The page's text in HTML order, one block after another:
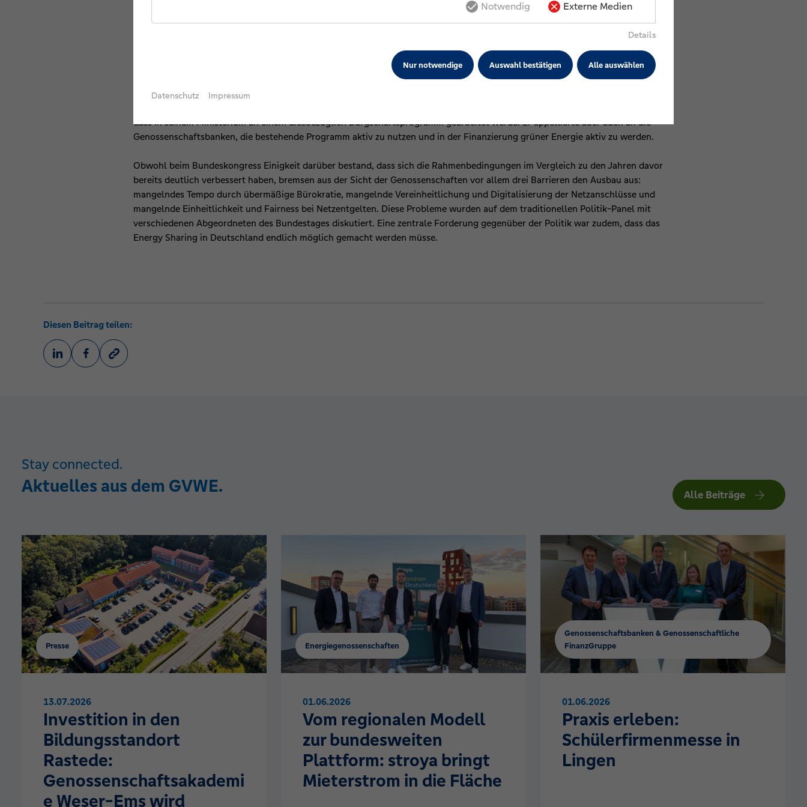
weiteren positiven Effekte für die Bürgerinnen und Bürger bereits spürbar seien: Gesunkene Strompreise und eine greifbare
Wertschöpfung vor Ort. Er rief die rund 880 Energiegenossenschaften dabei zur weiteren Zusammenarbeit auf.
Sebastian Sladek, Vorstand der EWS Elektrizitätswerke Schönau eG, lobte die Arbeit des Bundeswirtschaftsministerium. Dies
gelte insbesondere für den Bürokratieabbau. Allerdings seien die Energiegenossenschaften beim Ausbau von Wärmenetzen mit
einem Finanzierungsproblem konfrontiert. So werden (Strom- und Wärme-)Netze von den Banken nicht als Sicherungsmittel
dass in seinem Ministerium an einem diesbezüglich Bürgschaftsprogramm gearbeitet werde. Er appellierte aber auch an die
Genossenschaftsbanken, die bestehende Programm aktiv zu nutzen und in der Finanzierung grüner Energie aktiv zu werden.
Obwohl beim Bundeskongress Einigkeit darüber bestand, dass sich die Rahmenbedingungen im Vergleich zu den Jahren davor
bereits deutlich verbessert haben, bremsen aus der Sicht der Genossenschaften vor allem drei Barrieren den Ausbau aus:
mangelndes Tempo durch übermäßige Bürokratie, mangelnde Vereinheitlichung und Digitalisierung der Netzanschlüsse und
mangelnde Einheitlichkeit und Fairness bei Netzentgelten. Diese Probleme wurden auf dem traditionellen Politik-Panel mit
verschiedenen Abgeordneten des Bundestages diskutiert. Eine zentrale Forderung gegenüber der Politik war zudem, dass das
Energy Sharing in Deutschland endlich möglich gemacht werden müsse.
Diesen Beitrag teilen:
Stay connected.
Aktuelles aus dem GVWE. Alle Beiträge
Presse
13.07.2026
Investition in den
Bildungsstandort
Rastede:
Genossenschaftsakademi
e Weser-Ems wird
Energiegenossenschaften
01.06.2026
Vom regionalen Modell
zur bundesweiten
Plattform: stroya bringt
Mieterstrom in die Fläche
Genossenschaftsbanken & Genossenschaftliche
FinanzGruppe
01.06.2026
Praxis erleben:
Schülerfirmenmesse in
Lingen
Notwendig Externe Medien
Details
Nur notwendige Auswahl bestätigen Alle auswählen
Datenschutz Impressum